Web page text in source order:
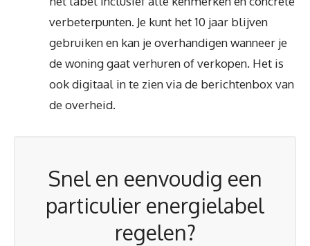
verbeterpunten. Je kunt het 10 jaar blijven
gebruiken en kan je overhandigen wanneer je
de woning gaat verhuren of verkopen. Het is
ook digitaal in te zien via de berichtenbox van
de overheid.
Snel en eenvoudig een
particulier energielabel
regelen?